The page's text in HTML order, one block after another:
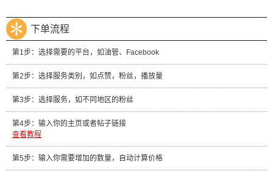
下单流程
第1步：选择需要的平台，如油管、Facebook
第2步：选择服务类别，如点赞，粉丝，播放量
第3步：选择服务，如不同地区的粉丝
第4步：输入你的主页或者帖子链接
查看教程
第5步：输入你需要增加的数量，自动计算价格